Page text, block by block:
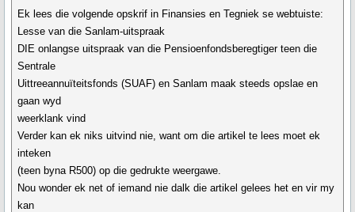
Ek lees die volgende opskrif in Finansies en Tegniek se webtuiste:
Lesse van die Sanlam-uitspraak
DIE onlangse uitspraak van die Pensioenfondsberegtiger teen die
Sentrale
Uittreeannuïteitsfonds (SUAF) en Sanlam maak steeds opslae en
gaan wyd
weerklank vind
Verder kan ek niks uitvind nie, want om die artikel te lees moet ek
inteken
(teen byna R500) op die gedrukte weergawe.
Nou wonder ek net of iemand nie dalk die artikel gelees het en vir my
kan